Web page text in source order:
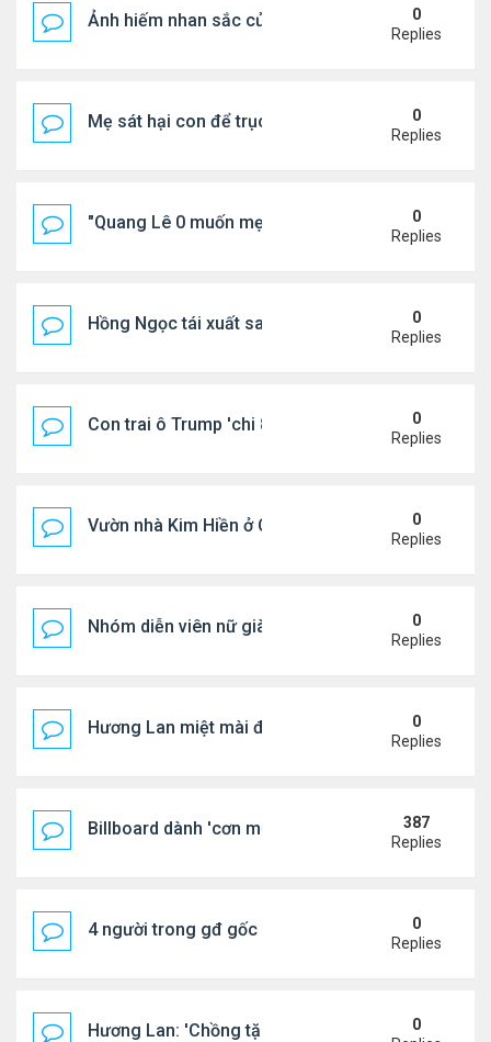
Ảnh hiếm nhan sắc của Thẩm Thuý Hằng0
Replies
Mẹ sát hại con để trục lợi bảo hiểm
0
Replies
"Quang Lê 0 muốn mẹ thua kém người khác"
0
Replies
Hồng Ngọc tái xuất sau nhiều năm ở ẩn
0
Replies
Con trai ô Trump 'chi 8.5 triệu để xóa ràng buộc
0
Replies
Vườn nhà Kim Hiền ở California
0
Replies
Nhóm diễn viên nữ giàu nhất thế giới
0
Replies
Hương Lan miệt mài đi hát ở tuổi 70
0
Replies
Billboard dành 'cơn mưa' lời khen BTS
387
Replies
4 người trong gđ gốc Việt thiệt mạng vì tai nạn xe
0
Replies
Hương Lan: 'Chồng tặng tôi khu vườn tình yêu'
0